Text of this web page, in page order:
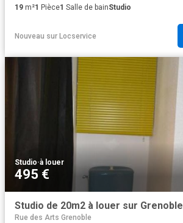
19 m²1 Pièce1 Salle de bainStudio
Nouveau sur Locservice
Studio·à louer
495 €
Studio de 20m2 à louer sur Grenoble
Rue des Arts Grenoble